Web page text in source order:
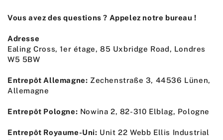
Vous avez des questions ? Appelez notre bureau !
Adresse
Ealing Cross, 1er étage, 85 Uxbridge Road, Londres
W5 5BW
Entrepôt Allemagne: Zechenstraße 3, 44536 Lünen,
Allemagne
Entrepôt Pologne: Nowina 2, 82-310 Elblag, Pologne
Entrepôt Royaume-Uni: Unit 22 Webb Ellis Industrial